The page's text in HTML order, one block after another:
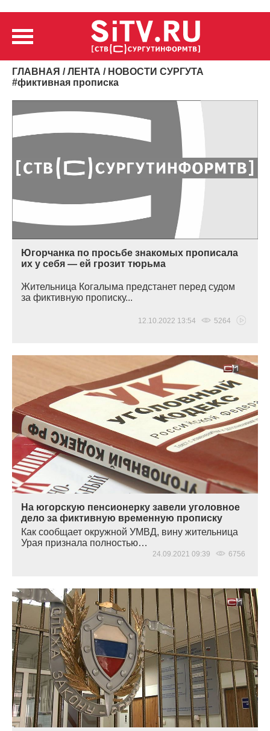
ГЛАВНАЯ /ЛЕНТА / НОВОСТИ СУРГУТА
#фиктивная прописка
Югорчанка по просьбе знакомых прописала
их у себя — ей грозит тюрьма
Жительница Когалыма предстанет перед судом
за фиктивную прописку...
12.10.2022 13:54 5264
На югорскую пенсионерку завели уголовное
дело за фиктивную временную прописку
Как сообщает окружной УМВД, вину жительница
Урая признала полностью…
24.09.2021 09:39 6756